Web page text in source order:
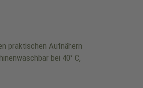
praktischen Aufnähern
bei 40° C,